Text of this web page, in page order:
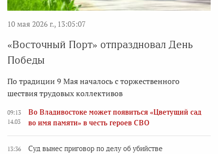
10 мая 2026 г., 13:05:07
«Восточный Порт» отпраздновал День
Победы
По традиции 9 Мая началось с торжественного
шествия трудовых коллективов
09:13
14.03
Во Владивостоке может появиться «Цветущий сад
во имя памяти» в честь героев СВО
13:36
Суд вынес приговор по делу об убийстве